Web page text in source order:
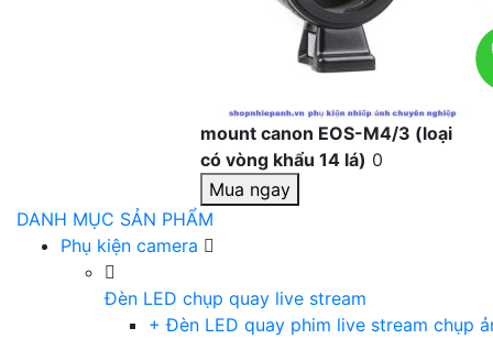
mount canon EOS-M4/3 (loại
có vòng khẩu 14 lá) 0
Mua ngay
DANH MỤC SẢN PHẨM
Phụ kiện camera
Đèn LED chụp quay live stream
+ Đèn LED quay phim live stream chụp